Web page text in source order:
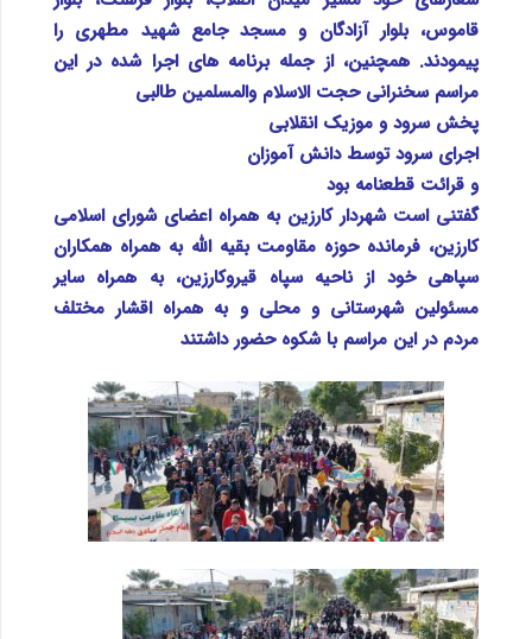
قاموس، بلوار آزادگان و مسجد جامع شهید مطهری را
پیمودند.همچنین، از جمله برنامه های اجرا شده در این
مراسم سخنرانی حجت الاسلام والمسلمین طالبی
پخش سرود و موزیک انقلابی
اجرای سرود توسط دانش آموزان
و قرائت قطعنامه بود
گفتنی است شهردار کارزین به همراه اعضای شورای اسلامی
کارزین، فرمانده حوزه مقاومت بقیه الله به همراه همکاران
سپاهی خود از ناحیه سپاه قیروکارزین، به همراه سایر
مسئولین شهرستانی و محلی و به همراه اقشار مختلف
مردم در این مراسم با شکوه حضور داشتند